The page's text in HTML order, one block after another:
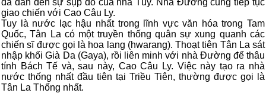
đã dẫn đến sự sụp đổ của nhà Tùy. Nhà Đường cũng tiếp tục
giao chiến với Cao Câu Ly.
Tuy là nước lạc hậu nhất trong lĩnh vực văn hóa trong Tam
Quốc, Tân La có một truyền thống quân sự xung quanh các
chiến sĩ được gọi là hoa lang (hwarang). Thoạt tiên Tân La sát
nhập khối Già Da (Gaya), rồi liên minh với nhà Đường để thâu
tính Bách Tế và, sau này, Cao Câu Ly. Việc này tạo ra nhà
nước thống nhất đầu tiên tại Triều Tiên, thường được gọi là
Tân La Thống nhất.